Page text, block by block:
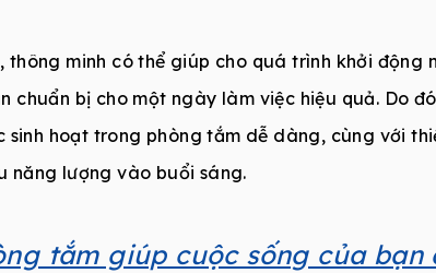
, thông minh có thể giúp cho quá trình khởi động
chuẩn bị cho một ngày làm việc hiệu quả. Do
sinh hoạt trong phòng tắm dễ dàng, cùng với
năng lượng vào buổi sáng.
tắm giúp cuộc sống của bạn